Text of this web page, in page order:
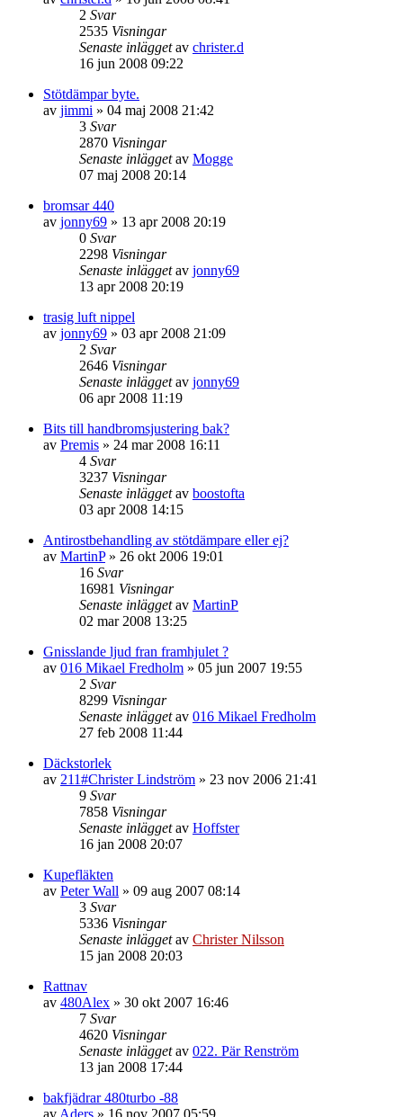
2 Svar
2535 Visningar
Senaste inläggetav christer.d
16 jun 2008 09:22
Stötdämpar byte.
av jimmi » 04 maj 2008 21:42
3 Svar
2870 Visningar
Senaste inläggetav Mogge
07 maj 2008 20:14
bromsar 440
av jonny69 » 13 apr 2008 20:19
0 Svar
2298 Visningar
Senaste inläggetav jonny69
13 apr 2008 20:19
trasig luft nippel
av jonny69 » 03 apr 2008 21:09
2 Svar
2646 Visningar
Senaste inläggetav jonny69
06 apr 2008 11:19
Bits till handbromsjustering bak?
av Premis » 24 mar 2008 16:11
4 Svar
3237 Visningar
Senaste inläggetav boostofta
03 apr 2008 14:15
Antirostbehandling av stötdämpare eller ej?
av MartinP» 26 okt 2006 19:01
16 Svar
16981 Visningar
Senaste inläggetav MartinP
02 mar 2008 13:25
Gnisslande ljud fran framhjulet ?
av 016 Mikael Fredholm » 05 jun 2007 19:55
2 Svar
8299 Visningar
Senaste inläggetav 016 Mikael Fredholm
27 feb 2008 11:44
Däckstorlek
av 211#Christer Lindström » 23 nov 2006 21:41
9 Svar
7858 Visningar
Senaste inläggetav Hoffster
16 jan 2008 20:07
Kupefläkten
av Peter Wall » 09 aug 2007 08:14
3 Svar
5336 Visningar
Senaste inläggetav Christer Nilsson
15 jan 2008 20:03
Rattnav
av 480Alex » 30 okt 2007 16:46
7 Svar
4620 Visningar
Senaste inläggetav 022. Pär Renström
13 jan 2008 17:44
bakfjädrar 480turbo -88
av Aders » 16 nov 2007 05:59